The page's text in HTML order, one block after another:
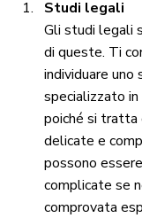
Studi legali
Gli studi legali
di queste. Ti
individuare
specializzato
poiché si tratta
delicate e
possono
complicate se
comprovata